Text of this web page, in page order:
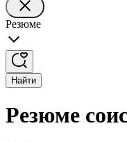
Резюме
Найти
Резюме